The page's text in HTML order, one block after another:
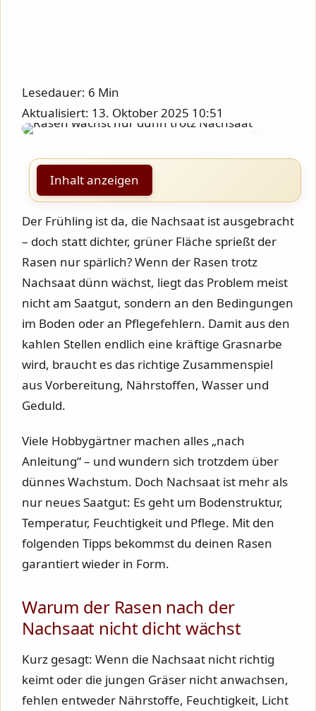
Lesedauer: 6 Min
Aktualisiert: 13. Oktober 2025 10:51
Inhalt anzeigen
Der Frühling ist da, die Nachsaat ist ausgebracht
– doch statt dichter, grüner Fläche sprießt der
Rasen nur spärlich? Wenn der Rasen trotz
Nachsaat dünn wächst, liegt das Problem meist
nicht am Saatgut, sondern an den Bedingungen
im Boden oder an Pflegefehlern. Damit aus den
kahlen Stellen endlich eine kräftige Grasnarbe
wird, braucht es das richtige Zusammenspiel
aus Vorbereitung, Nährstoffen, Wasser und
Geduld.
Viele Hobbygärtner machen alles „nach
Anleitung“ – und wundern sich trotzdem über
dünnes Wachstum. Doch Nachsaat ist mehr als
nur neues Saatgut: Es geht um Bodenstruktur,
Temperatur, Feuchtigkeit und Pflege. Mit den
folgenden Tipps bekommst du deinen Rasen
garantiert wieder in Form.
Warum der Rasen nach der
Nachsaat nicht dicht wächst
Kurz gesagt: Wenn die Nachsaat nicht richtig
keimt oder die jungen Gräser nicht anwachsen,
fehlen entweder Nährstoffe, Feuchtigkeit, Licht